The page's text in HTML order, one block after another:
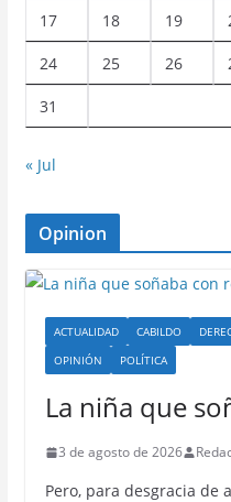
17 18 19
24 25 26
31
« Jul
Opinion
ACTUALIDAD CABILDO
OPINIÓN
POLÍTICA
La niña que
3 de agosto de 2026
Pero, para desgracia de